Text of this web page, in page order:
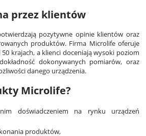
przez klientów
pozytywne opinie klientów oraz
produktów. Firma Microlife oferuje
krajach, a klienci doceniają wysoki poziom
dokonywanych pomiarów, oraz
danego urządzenia.
Microlife?
doświadczeniem na rynku urządzeń
produktów,